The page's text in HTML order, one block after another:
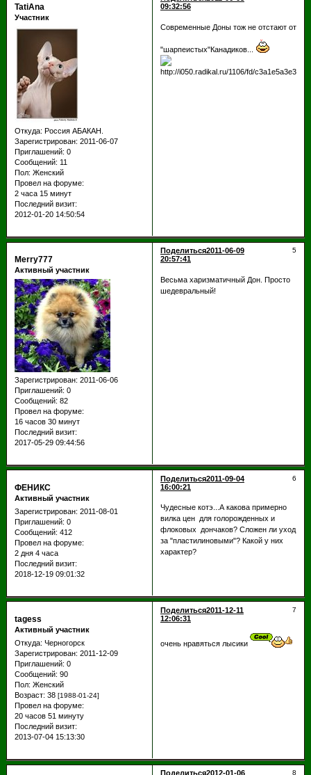
09:32:56
TatiAna
Участник
Откуда: Россия АБАКАН.
Зарегистрирован: 2011-06-07
Приглашений: 0
Сообщений: 11
Пол: Женский
Провел на форуме:
2 часа 15 минут
Последний визит:
2012-01-20 14:50:54
Современные Доны тож не отстают от
"шарпеистых"Канадиков...
Поделиться 5
2011-06-09
20:57:41
Merry777
Активный участник
Зарегистрирован: 2011-06-06
Приглашений: 0
Сообщений: 82
Провел на форуме:
16 часов 30 минут
Последний визит:
2017-05-29 09:44:56
Весьма харизматичный Дон. Просто
шедевральный!
Поделиться 6
2011-09-04
16:00:21
ФЕНИКС
Активный участник
Зарегистрирован: 2011-08-01
Приглашений: 0
Сообщений: 412
Провел на форуме:
2 дня 4 часа
Последний визит:
2018-12-19 09:01:32
Чудесные котэ...А какова примерно
вилка цен для голорожденных и
флоковых дончаков? Сложен ли уход
за "пластилиновыми"? Какой у них
характер?
Поделиться 7
2011-12-11
12:06:31
tagess
Активный участник
Откуда: Черногорск
Зарегистрирован: 2011-12-09
Приглашений: 0
Сообщений: 90
Пол: Женский
Возраст: 38 [1988-01-24]
Провел на форуме:
20 часов 51 минуту
Последний визит:
2013-07-04 15:13:30
очень нравяться лысики
Поделиться 8
2012-01-06